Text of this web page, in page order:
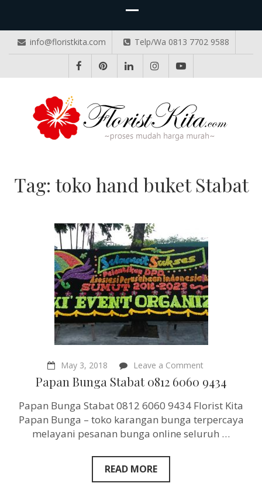
info@floristkita.com Telp/Wa 0813 7702 9588
Tag: toko hand buket Stabat
May 3, 2018 Leave a Commenton
Bunga
0812
9434
Papan Bunga Stabat 0812 6060 9434
Papan Bunga Stabat 0812 6060 9434 Florist Kita
Papan Bunga – toko karangan bunga terpercaya
melayani pesanan bunga online seluruh …
READ MORE